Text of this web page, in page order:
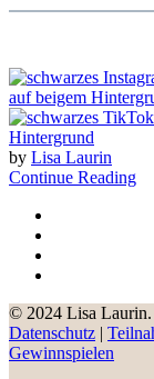
by Lisa Laurin
Continue Reading
© 2024 Lisa Laurin.
Datenschutz |
Gewinnspielen